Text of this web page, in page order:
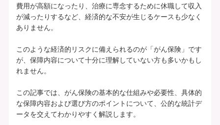
所定の理由に該当されたとき、複数種類の
一時給付金をそれぞれお支払いします（そ
各特定疾病それぞれ、初回のお支払金額を
上乗せしてお支払いすることができます。
【特定３疾病Bプラン(25)】特定３疾病保障型(Ⅰ型) | 基本給付金額：50万円 |
初回上乗せ基本給付金額：0円 | 特定３疾病保険料払込免除特約(25)(Ⅰ型) ：付
加 | 保険期間：終身 | 保険料払込期間：終身 | 募集文書番号：HP-M353-772-
26019317(2025.12.16)
費用が高額になったり、治療に専念するために休職して収入
が減ったりするなど、経済的な不安が生じるケースも少なく
ありません。
このような経済的リスクに備えられるのが「がん保険」です
が、保障内容について十分に理解していない方も多いかもし
れません。
この記事では、がん保険の基本的な仕組みや必要性、具体的
な保障内容および選び方のポイントについて、公的な統計デ
ータを交えてわかりやすく解説します。